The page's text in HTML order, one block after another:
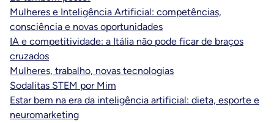
Mulheres e Inteligência Artificial: competências,
consciência e novas oportunidades
IA e competitividade: a Itália não pode ficar de braços
cruzados
Mulheres, trabalho, novas tecnologias
Sodalitas STEM por Mim
Estar bem na era da inteligência artificial: dieta, esporte e
neuromarketing